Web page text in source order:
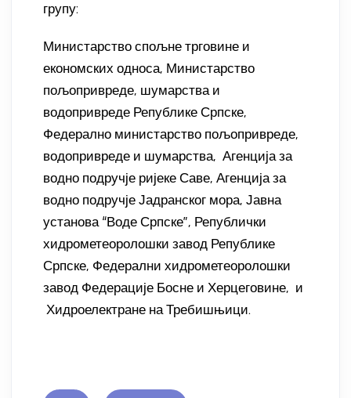
групу:
Министарство спољне трговине и
економских односа, Министарство
пољопривреде, шумарства и
водопривреде Републике Српске,
Федерално министарство пољопривреде,
водопривреде и шумарства, Агенција за
водно подручје ријеке Саве, Агенција за
водно подручје Јадранског мора, Јавна
установа “Воде Српске”, Републички
хидрометеоролошки завод Републике
Српске, Федерални хидрометеоролошки
завод Федерације Босне и Херцеговине, и
Хидроелектране на Требишњици.